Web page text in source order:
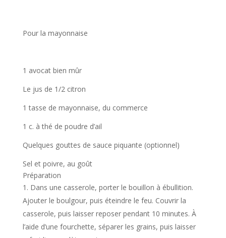
Pour la mayonnaise
1 avocat bien mûr
Le jus de 1/2 citron
1 tasse de mayonnaise, du commerce
1 c. à thé de poudre d’ail
Quelques gouttes de sauce piquante (optionnel)
Sel et poivre, au goût
Préparation
Dans une casserole, porter le bouillon à ébullition.
Ajouter le boulgour, puis éteindre le feu. Couvrir la
casserole, puis laisser reposer pendant 10 minutes. À
l’aide d’une fourchette, séparer les grains, puis laisser